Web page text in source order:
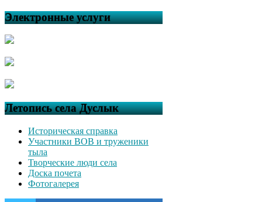
Электронные услуги
Летопись села Дуслык
Историческая справка
Участники ВОВ и труженики
тыла
Творческие люди села
Доска почета
Фотогалерея